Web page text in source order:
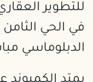
للتطوير
الدبلوماسي